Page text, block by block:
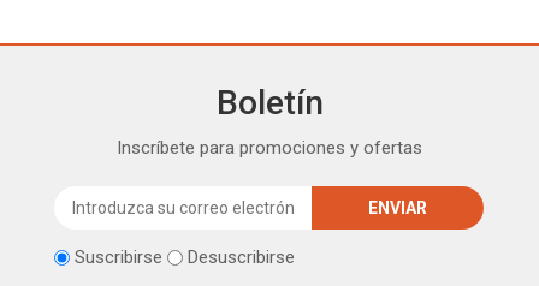
Boletín
Inscríbete para promociones y ofertas
Suscribirse Desuscribirse